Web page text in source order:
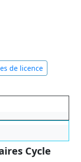
de licence
Cycle